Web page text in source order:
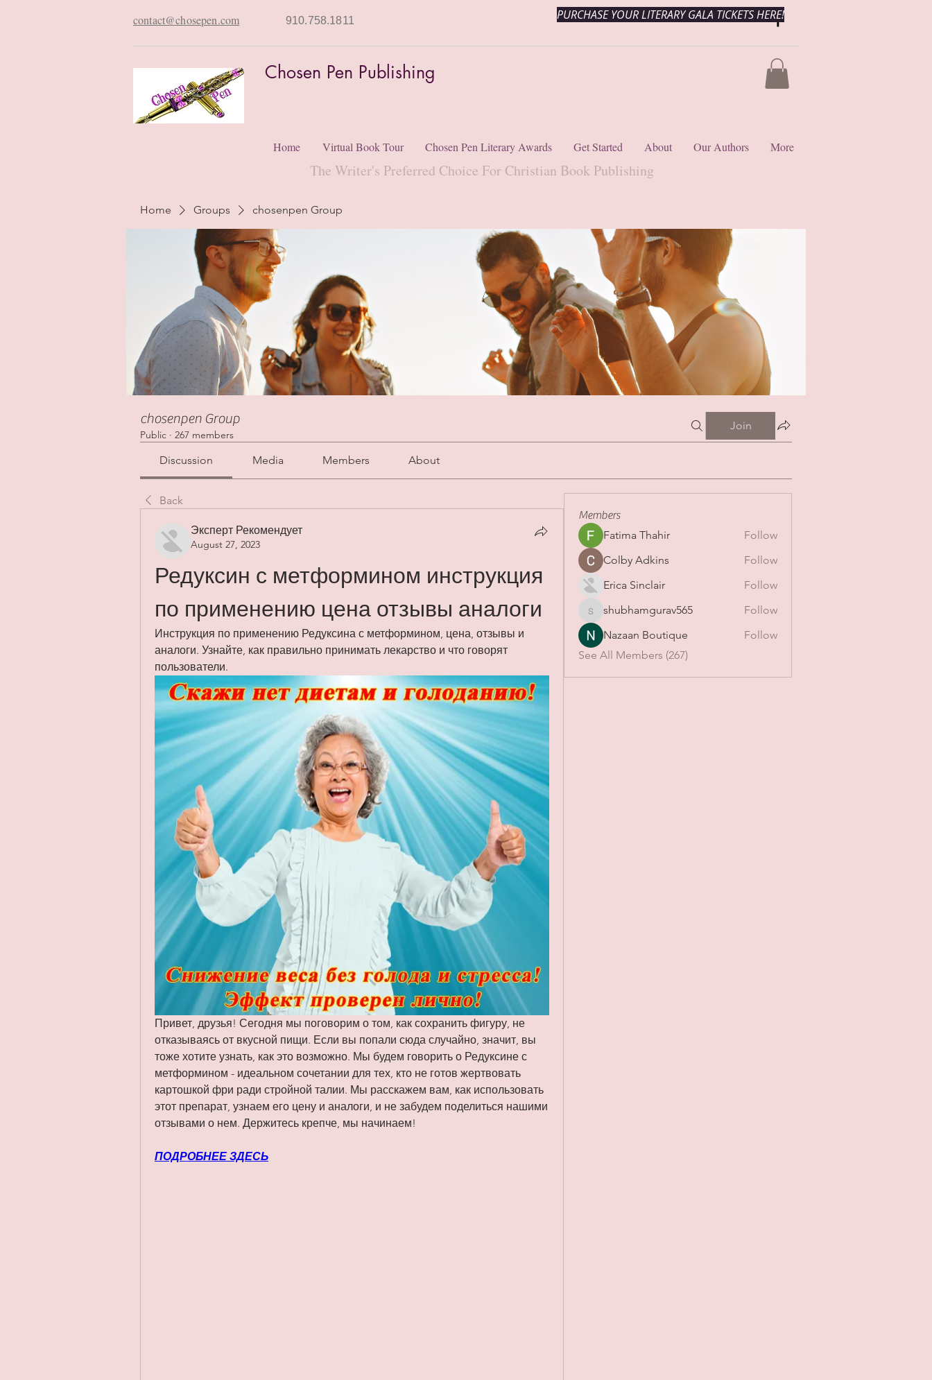
Chosen Pen Publishing
contact@chosepen.com 910.758.1811 PURCHASE YOUR LITERARY GALA TICKETS HERE!
Home Virtual Book Tour Chosen Pen Literary Awards Get Started About Our Authors More
The Writer's Preferred Choice For Christian Book Publishing
Home Groups chosenpen Group
chosenpen Group
Public · 267 members
Join
Discussion Media Members About
Back
Эксперт Рекомендует
August 27, 2023
Редуксин с метформином инструкция
по применению цена отзывы аналоги
Инструкция по применению Редуксина с метформином, цена, отзывы и
аналоги. Узнайте, как правильно принимать лекарство и что говорят
пользователи.
Привет, друзья! Сегодня мы поговорим о том, как сохранить фигуру, не
отказываясь от вкусной пищи. Если вы попали сюда случайно, значит, вы
тоже хотите узнать, как это возможно. Мы будем говорить о Редуксине с
метформином - идеальном сочетании для тех, кто не готов жертвовать
картошкой фри ради стройной талии. Мы расскажем вам, как использовать
этот препарат, узнаем его цену и аналоги, и не забудем поделиться нашими
отзывами о нем. Держитесь крепче, мы начинаем!
ПОДРОБНЕЕ ЗДЕСЬ
Members
Fatima Thahir
Follow
Colby Adkins
Follow
Erica Sinclair
Follow
shubhamgurav565
shubhamgurav565
Follow
Nazaan Boutique
Follow
See All Members (267)